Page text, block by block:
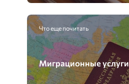
Что еще почитать
Миграционные услуги